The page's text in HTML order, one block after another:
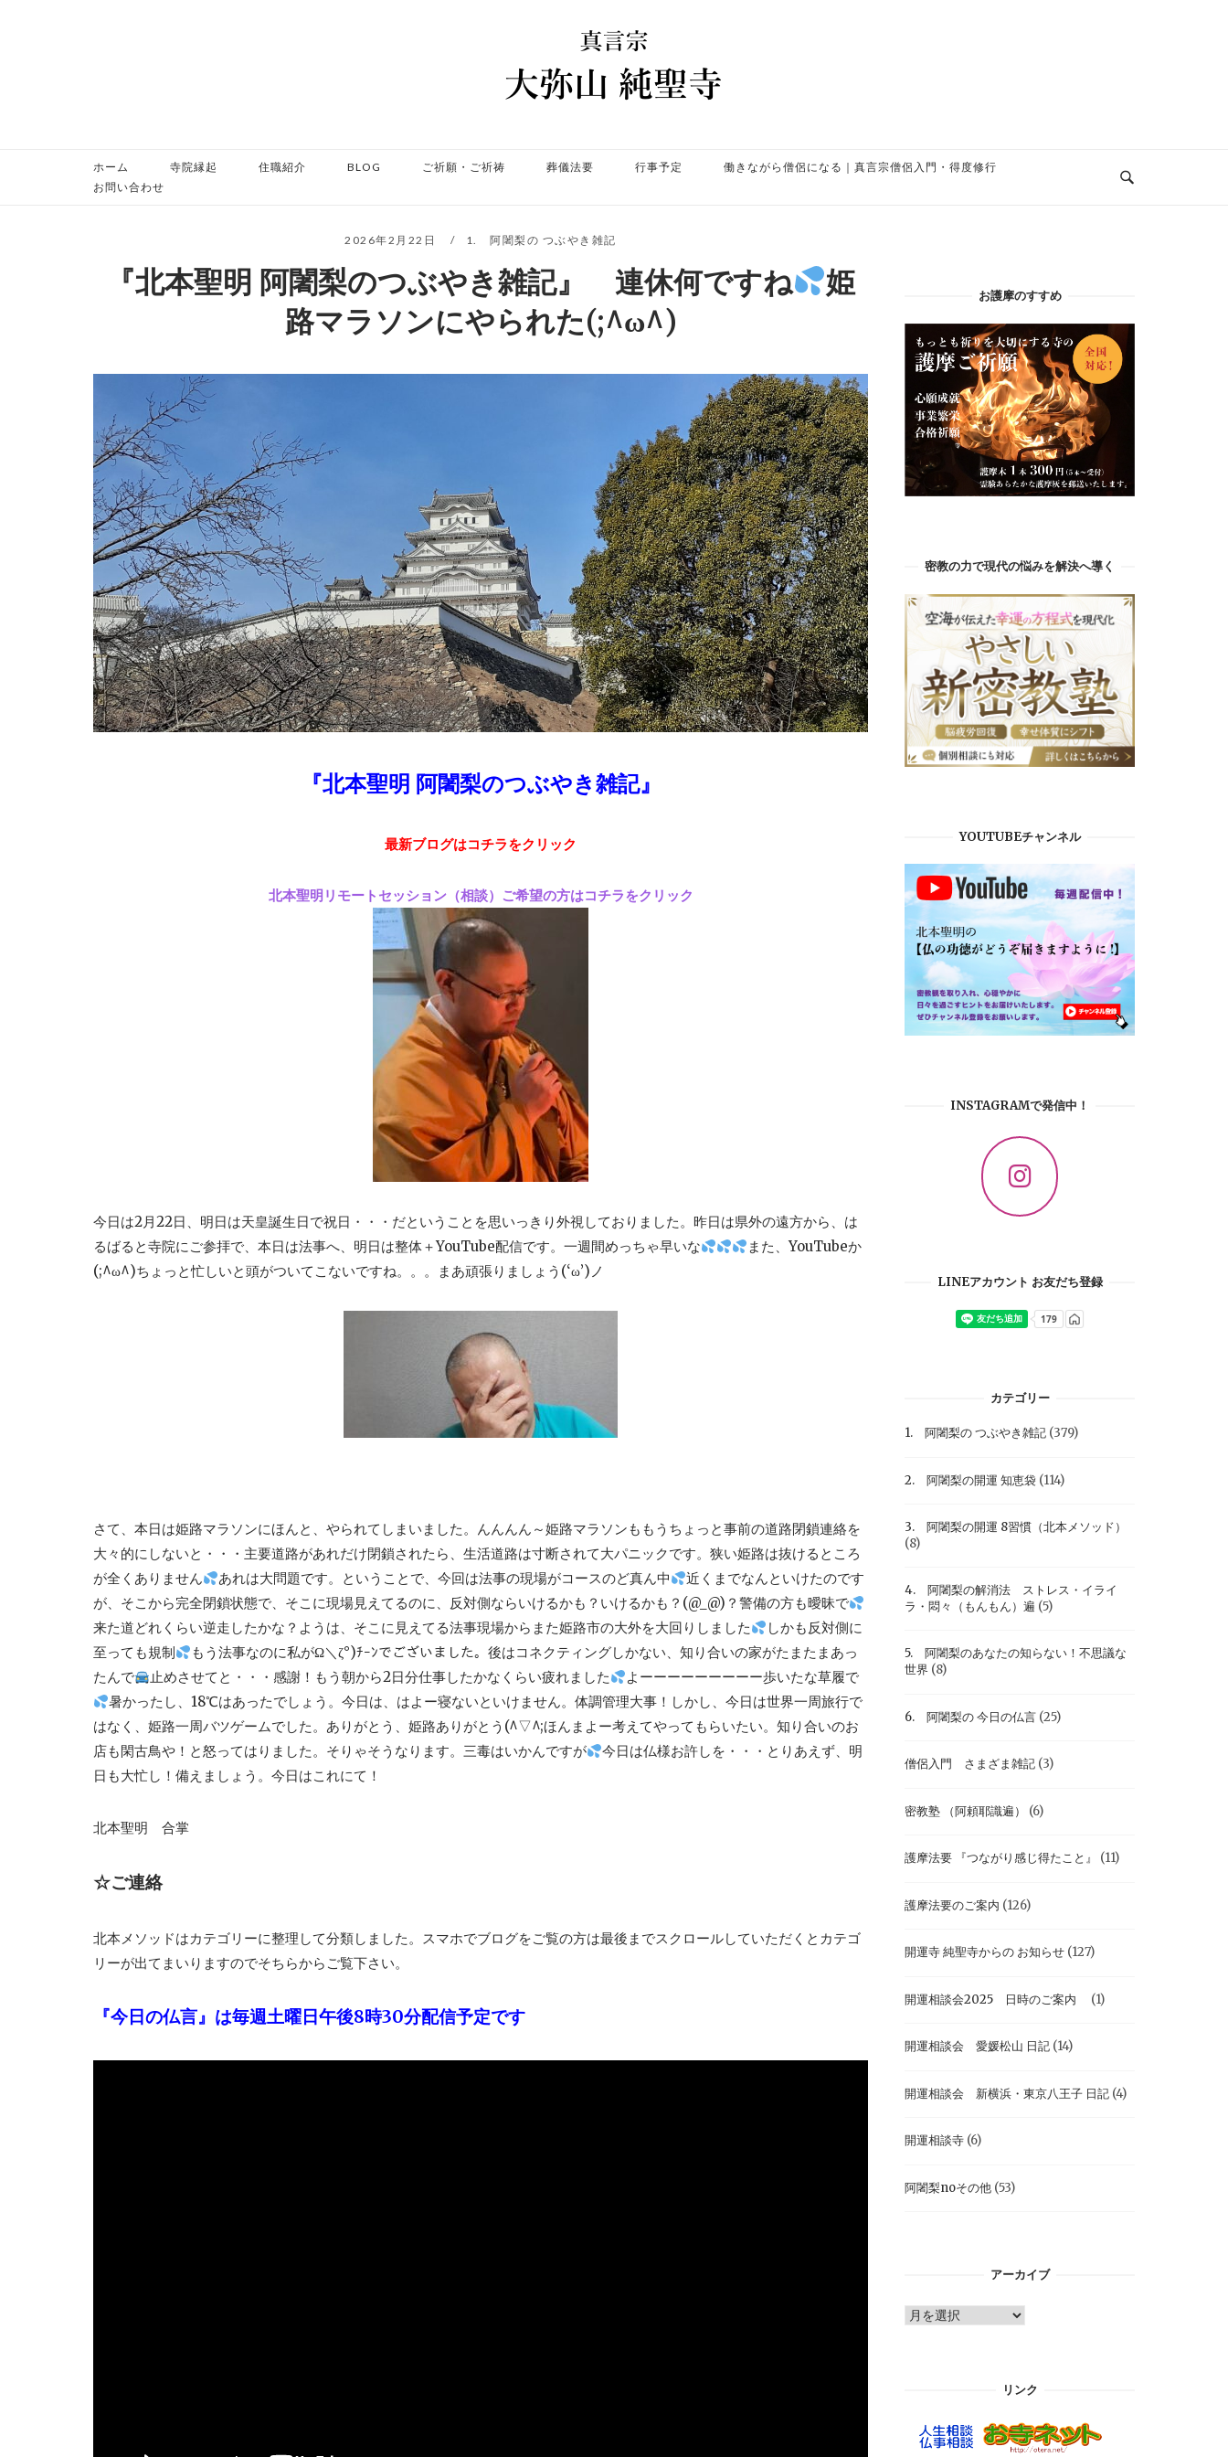
ホーム 寺院縁起 住職紹介 BLOG ご祈願・ご祈祷 葬儀法要 行事予定
働きながら僧侶になる｜真言宗僧侶入門・得度修行
お問い合わせ
2026年2月22日 1. 阿闍梨の つぶやき雑記
『北本聖明 阿闍梨のつぶやき雑記』 連休何ですね
姫
路マラソンにやられた(;^ω^)
『北本聖明 阿闍梨のつぶやき雑記』
最新ブログはコチラをクリック
北本聖明リモートセッション（相談）ご希望の方はコチラをクリック
今日は2月22日、明日は天皇誕生日で祝日・・・だということを思いっきり外視しておりました。昨日は県外の遠方から、は
るばると寺院にご参拝で、本日は法事へ、明日は整体＋YouTube配信です。一週間めっちゃ早いな
また、YouTubeか
(;^ω^)ちょっと忙しいと頭がついてこないですね。。。まあ頑張りましょう(‘ω’)ノ
さて、本日は姫路マラソンにほんと、やられてしまいました。んんんん～姫路マラソンももうちょっと事前の道路閉鎖連絡を
大々的にしないと・・・主要道路があれだけ閉鎖されたら、生活道路は寸断されて大パニックです。狭い姫路は抜けるところ
が全くありません
あれは大問題です。ということで、今回は法事の現場がコースのど真ん中
近くまでなんといけたのです
が、そこから完全閉鎖状態で、そこに現場見えてるのに、反対側ならいけるかも？いけるかも？(@_@)？警備の方も曖昧で
来た道どれくらい逆走したかな？ようは、そこに見えてる法事現場からまた姫路市の大外を大回りしました
しかも反対側に
至っても規制
もう法事なのに私がΩ＼ζ°)ﾁｰﾝでございました。後はコネクティングしかない、知り合いの家がたまたまあっ
たんで
止めさせてと・・・感謝！もう朝から2日分仕事したかなくらい疲れました
よーーーーーーーーー歩いたな草履で
暑かったし、18℃はあったでしょう。今日は、はよー寝ないといけません。体調管理大事！しかし、今日は世界一周旅行で
はなく、姫路一周バツゲームでした。ありがとう、姫路ありがとう(^▽^;ほんまよー考えてやってもらいたい。知り合いのお
店も閑古鳥や！と怒ってはりました。そりゃそうなります。三毒はいかんですが
今日は仏様お許しを・・・とりあえず、明
日も大忙し！備えましょう。今日はこれにて！
北本聖明 合掌
☆ご連絡
北本メソッドはカテゴリーに整理して分類しました。スマホでブログをご覧の方は最後までスクロールしていただくとカテゴ
リーが出てまいりますのでそちらからご覧下さい。
『今日の仏言』は毎週土曜日午後8時30分配信予定です
お護摩のすすめ
密教の力で現代の悩みを解決へ導く
YOUTUBEチャンネル
INSTAGRAMで発信中！
LINEアカウント お友だち登録
カテゴリー
1. 阿闍梨の つぶやき雑記 (379)
2. 阿闍梨の開運 知恵袋 (114)
3. 阿闍梨の開運 8習慣（北本メソッド）
(8)
4. 阿闍梨の解消法 ストレス・イライ
ラ・悶々（もんもん）遍 (5)
5. 阿闍梨のあなたの知らない！不思議な
世界 (8)
6. 阿闍梨の 今日の仏言 (25)
僧侶入門 さまざま雑記 (3)
密教塾 （阿頼耶識遍） (6)
護摩法要 『つながり感じ得たこと』 (11)
護摩法要のご案内 (126)
開運寺 純聖寺からの お知らせ (127)
開運相談会2025 日時のご案内 (1)
開運相談会 愛媛松山 日記 (14)
開運相談会 新横浜・東京八王子 日記 (4)
開運相談寺 (6)
阿闍梨noその他 (53)
アーカイブ
ア
リンク